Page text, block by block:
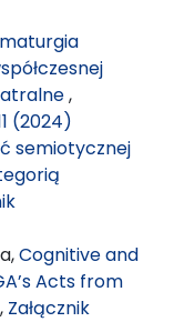
,
(2024)
semiotycznej
Cognitive and
Acts from
, Załącznik